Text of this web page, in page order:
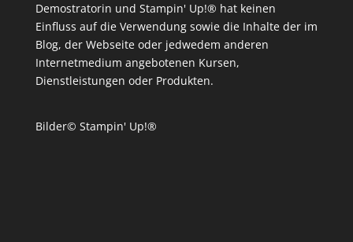
Demostratorin und Stampin' Up!® hat keinen
Einfluss auf die Verwendung sowie die Inhalte der im
Blog, der Webseite oder jedwedem anderen
Internetmedium angebotenen Kursen,
Dienstleistungen oder Produkten.
Bilder© Stampin' Up!®